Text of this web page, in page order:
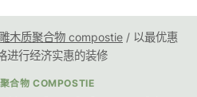
木质聚合物 compostie / 以最优惠
进行经济实惠的装修
合物 COMPOSTIE